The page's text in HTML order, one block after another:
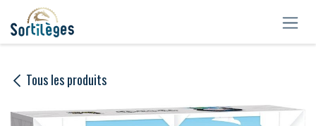
Se rendre au contenu
Tous les produits